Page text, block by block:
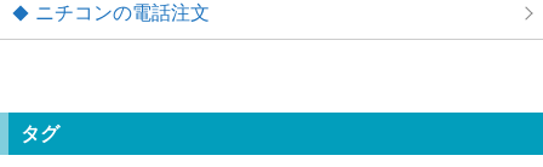
ニチコンの電話注文
タグ